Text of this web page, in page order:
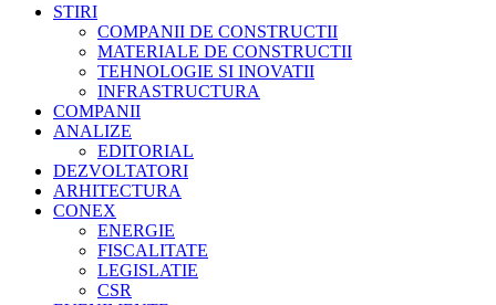
STIRI
COMPANII DE CONSTRUCTII
MATERIALE DE CONSTRUCTII
TEHNOLOGIE SI INOVATII
INFRASTRUCTURA
COMPANII
ANALIZE
EDITORIAL
DEZVOLTATORI
ARHITECTURA
CONEX
ENERGIE
FISCALITATE
LEGISLATIE
CSR